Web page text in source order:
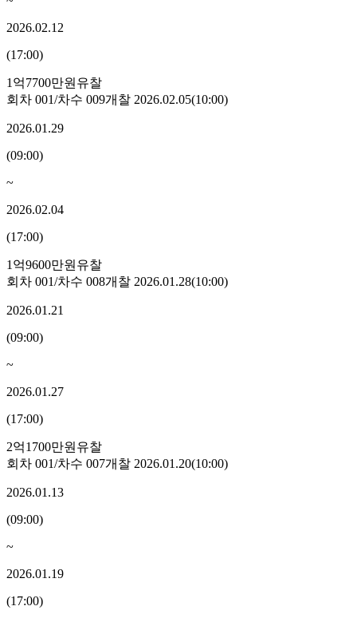
2026.02.12
(17:00)
1억7700만원 유찰
회차 001/차수 009개찰 2026.02.05(10:00)
2026.01.29
(09:00)
~
2026.02.04
(17:00)
1억9600만원 유찰
회차 001/차수 008개찰 2026.01.28(10:00)
2026.01.21
(09:00)
~
2026.01.27
(17:00)
2억1700만원 유찰
회차 001/차수 007개찰 2026.01.20(10:00)
2026.01.13
(09:00)
~
2026.01.19
(17:00)